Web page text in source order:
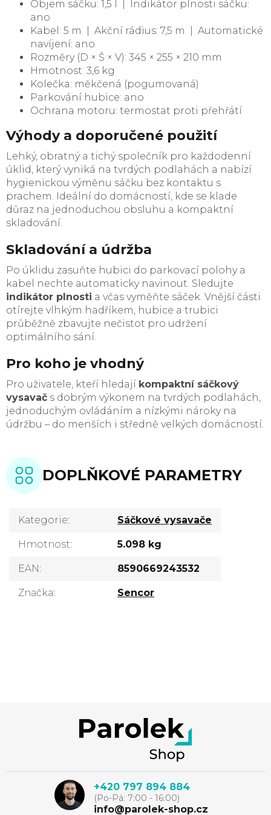
Objem sáčku: 1,5 l | Indikátor plnosti sáčku:
ano
Kabel: 5 m | Akční rádius: 7,5 m | Automatické
navíjení: ano
Rozměry (D × Š × V): 345 × 255 × 210 mm
Hmotnost: 3,6 kg
Kolečka: měkčená (pogumovaná)
Parkování hubice: ano
Ochrana motoru: termostat proti přehřátí
Výhody a doporučené použití
Lehký, obratný a tichý společník pro každodenní
úklid, který vyniká na tvrdých podlahách a nabízí
hygienickou výměnu sáčku bez kontaktu s
prachem. Ideální do domácností, kde se klade
důraz na jednoduchou obsluhu a kompaktní
skladování.
Skladování a údržba
Po úklidu zasuňte hubici do parkovací polohy a
kabel nechte automaticky navinout. Sledujte
indikátor plnosti a včas vyměňte sáček. Vnější části
otírejte vlhkým hadříkem, hubice a trubici
průběžně zbavujte nečistot pro udržení
optimálního sání.
Pro koho je vhodný
Pro uživatele, kteří hledají kompaktní sáčkový
vysavač s dobrým výkonem na tvrdých podlahách,
jednoduchým ovládáním a nízkými nároky na
údržbu – do menších i středně velkých domácností.
DOPLŇKOVÉ PARAMETRY
Kategorie: Sáčkové vysavače
Hmotnost: 5.098 kg
EAN: 8590669243532
Značka: Sencor
+420 797 894 884
(Po-Pá: 7:00 - 16:00)
info@parolek-shop.cz